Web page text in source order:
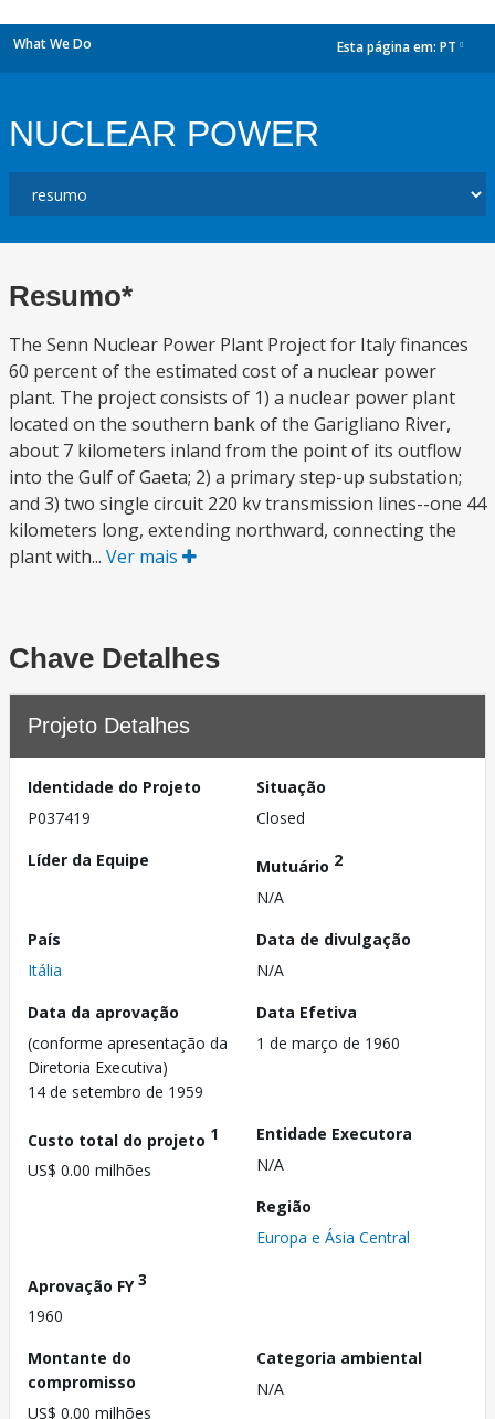
What We Do Esta página em: PT
NUCLEAR POWER
Resumo*
The Senn Nuclear Power Plant Project for Italy finances
60 percent of the estimated cost of a nuclear power
plant. The project consists of 1) a nuclear power plant
located on the southern bank of the Garigliano River,
about 7 kilometers inland from the point of its outflow
into the Gulf of Gaeta; 2) a primary step-up substation;
and 3) two single circuit 220 kv transmission lines--one 44
kilometers long, extending northward, connecting the
plant with... Ver mais
Chave Detalhes
Projeto Detalhes
Identidade do Projeto
P037419
Situação
Closed
Líder da Equipe
Mutuário 2
N/A
País
Itália
Data de divulgação
N/A
Data da aprovação
(conforme apresentação da
Diretoria Executiva)
14 de setembro de 1959
Data Efetiva
1 de março de 1960
Custo total do projeto 1
US$ 0.00 milhões
Entidade Executora
N/A
Região
Europa e Ásia Central
Aprovação FY3
1960
Montante do
compromisso
US$ 0.00 milhões
Categoria ambiental
N/A